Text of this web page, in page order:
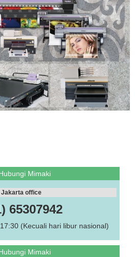
Mimaki
Jakarta office
65307942
(Kecuali hari libur nasional)
Mimaki